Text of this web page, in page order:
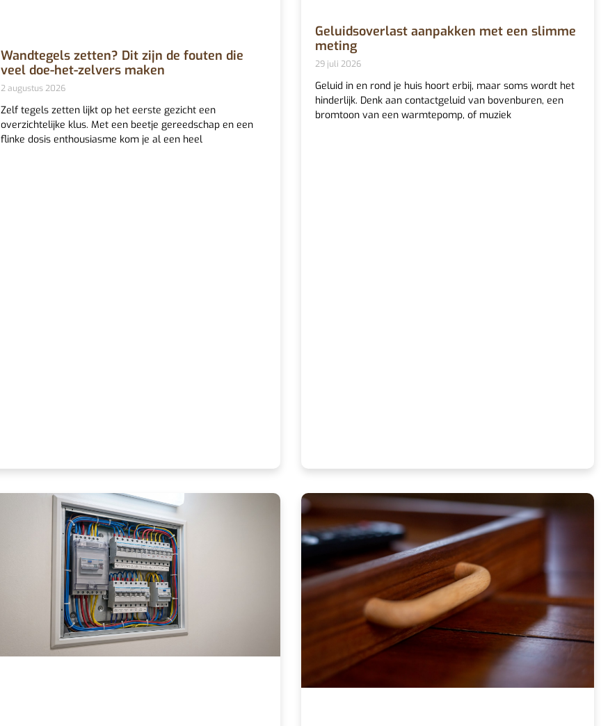
Wandtegels zetten? Dit zijn de fouten die
veel doe-het-zelvers maken
2 augustus 2026
Zelf tegels zetten lijkt op het eerste gezicht een
overzichtelijke klus. Met een beetje gereedschap en een
flinke dosis enthousiasme kom je al een heel
Geluidsoverlast aanpakken met een slimme
meting
29 juli 2026
Geluid in en rond je huis hoort erbij, maar soms wordt het
hinderlijk. Denk aan contactgeluid van bovenburen, een
bromtoon van een warmtepomp, of muziek